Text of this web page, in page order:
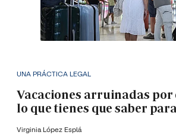
UNA PRÁCTICA LEGAL
Vacaciones arruinadas
lo que tienes que saber
Virginia López Esplá